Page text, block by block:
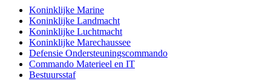
Koninklijke Marine
Koninklijke Landmacht
Koninklijke Luchtmacht
Koninklijke Marechaussee
Defensie Ondersteuningscommando
Commando Materieel en IT
Bestuursstaf